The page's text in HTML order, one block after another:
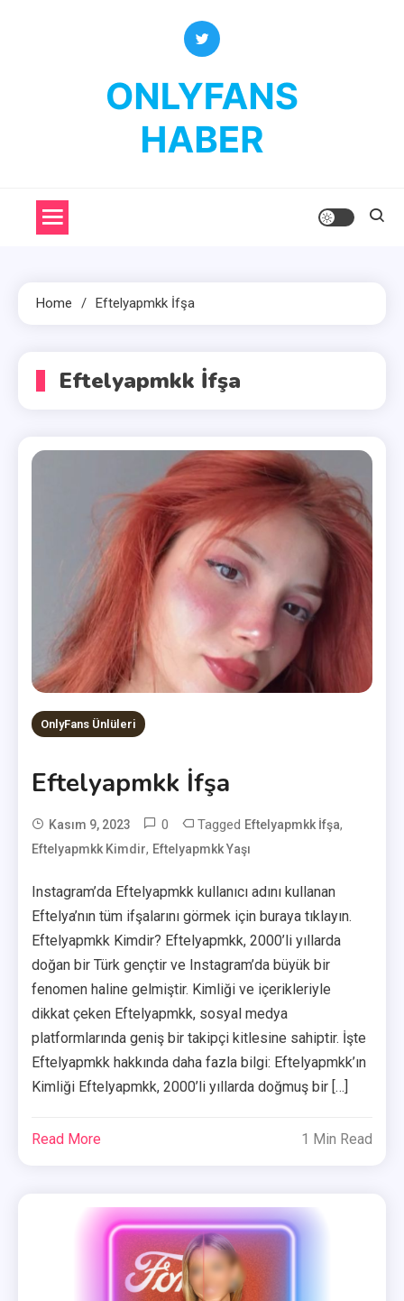
Home Eftelyapmkk İfşa
Eftelyapmkk İfşa
OnlyFans Ünlüleri
Eftelyapmkk İfşa
Kasım 9, 2023
User
0 Tagged Eftelyapmkk İfşa,
Eftelyapmkk Kimdir, Eftelyapmkk Yaşı
Instagram’da Eftelyapmkk kullanıcı adını kullanan
Eftelya’nın tüm ifşalarını görmek için buraya tıklayın.
Eftelyapmkk Kimdir? Eftelyapmkk, 2000’li yıllarda
doğan bir Türk gençtir ve Instagram’da büyük bir
fenomen haline gelmiştir. Kimliği ve içerikleriyle
dikkat çeken Eftelyapmkk, sosyal medya
platformlarında geniş bir takipçi kitlesine sahiptir. İşte
Eftelyapmkk hakkında daha fazla bilgi: Eftelyapmkk’ın
Kimliği Eftelyapmkk, 2000’li yıllarda doğmuş bir […]
Read More 1 Min Read